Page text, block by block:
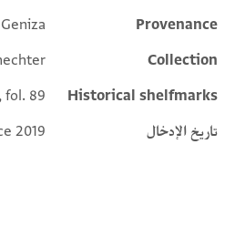
Additional metadata
Provenance
Geniza
Collection
Historical shelfmarks
fol. 89
تاريخ الإدخال
2019